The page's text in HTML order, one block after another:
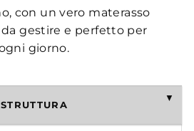
con un vero materasso
gestire e perfetto per
giorno.
STRUTTURA